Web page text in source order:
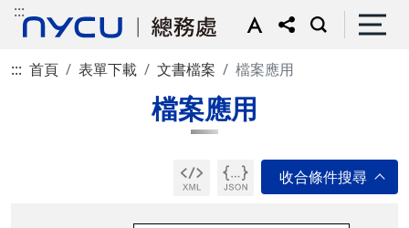
:::
::: 首頁 表單下載 文書檔案 檔案應用
檔案應用